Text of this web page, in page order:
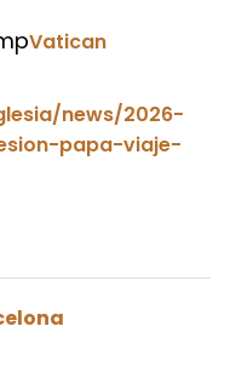
Vatican
news/2026-
papa-viaje-